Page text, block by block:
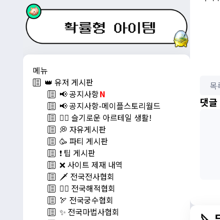
메뉴
👑 유저 게시판
📢 공지사항N
📢 공지사항-메이플스토리월드
💁‍♂ 슬기로운 아르테일 생활!
💭 자유게시판
🥳 파티 게시판
❗️ 팁 게시판
❌ 사이트 제재 내역
🗡️ 전국전사협회
🏴‍☠️ 전국해적협회
🏹 전국궁수협회
✨ 전국마법사협회
목
댓글